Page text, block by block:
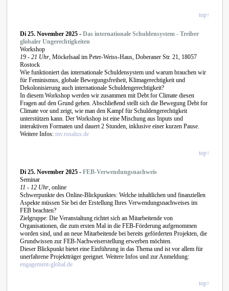
top↑
Di 25.November 2025 - Das internationale Schuldensystem - Treiber
globaler Ungerechtigkeiten
Workshop
19 - 21 Uhr, Möckelsaal im Peter-Weiss-Haus, Doberaner Str. 21, 18057
Rostock
Wie funktioniert das internationale Schuldensystem und warum brauchen wir
für Feminismus, globale Bewegungsfreiheit, Klimagerechtigkeit und
Dekolonisierung auch internationale Schuldengerechtigkeit?
In diesem Workshop werden wir zusammen mit Debt for Climate diesen
Fragen auf den Grund gehen. Abschließend stellt sich die Bewegung Debt for
Climate vor und zeigt, wie man den Kampf für Schuldengerechtigkeit
unterstützen kann. Der Workshop ist eine Mischung aus Inputs und
interaktiven Formaten und dauert 2 Stunden, inklusive einer kurzen Pause.
Weitere Infos: mv.rosalux.de
top↑
Di 25. November 2025 - FEB-Verwendungsnachweis
Seminar
11 - 12 Uhr, online
Schwerpunkte des Online-Blickpunktes: Welche inhaltlichen und finanziellen
Aspekte müssen Sie bei der Erstellung Ihres Verwendungsnachweises im
FEB beachten?
Zielgruppe: Die Veranstaltung richtet sich an Mitarbeitende von
Organisationen, die zum ersten Mal in die FEB-Förderung aufgenommen
worden sind, und an neue Mitarbeitende bei bereits geförderten Projekten, die
Grundwissen zur FEB-Nachweiserstellung erwerben möchten.
Dieser Blickpunkt bietet eine Einführung in das Thema und ist vor allem für
unerfahrene Projektträger geeignet. Weitere Infos und zur Anmeldung:
engagement-global.de
top↑